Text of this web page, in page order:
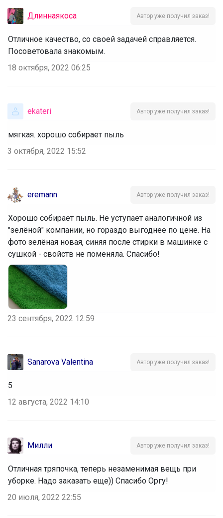
Длиннаякоса Автор уже получил заказ!
Отличное качество, со своей задачей справляется.
Посоветовала знакомым.
18 октября, 2022 06:25
ekateri Автор уже получил заказ!
мягкая. хорошо собирает пыль
3 октября, 2022 15:52
eremann Автор уже получил заказ!
Хорошо собирает пыль. Не уступает аналогичной из
"зелёной" компании, но гораздо выгоднее по цене. На
фото зелёная новая, синяя после стирки в машинке с
сушкой - свойств не поменяла. Спасибо!
23 сентября, 2022 12:59
Sanarova Valentina Автор уже получил заказ!
5
12 августа, 2022 14:10
Милли Автор уже получил заказ!
Отличная тряпочка, теперь незаменимая вещь при
уборке. Надо заказать еще)) Спасибо Оргу!
20 июля, 2022 22:55